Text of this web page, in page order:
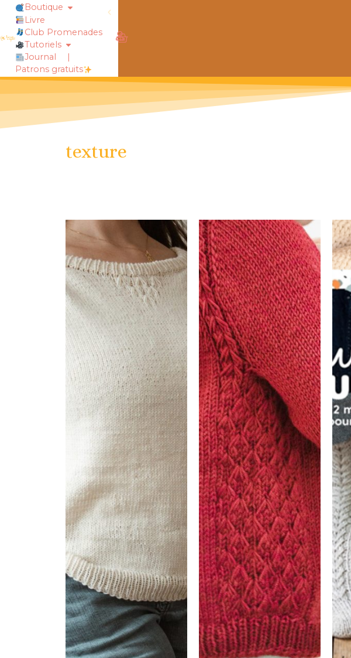
obtiens 20% de réduction sur ton prochain achat de
Boutique
Livre
Club Promenades
Tutoriels
Journal
|
Patrons gratuits
texture